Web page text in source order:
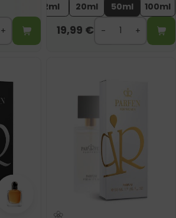
2ml 20ml 50ml 100ml
19,99 €